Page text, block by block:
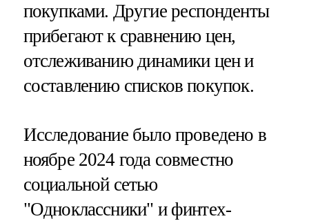
покупками. Другие респонденты
прибегают к сравнению цен,
отслеживанию динамики цен и
составлению списков покупок.
Исследование было проведено в
ноябре 2024 года совместно
социальной сетью
"Одноклассники" и финтех-